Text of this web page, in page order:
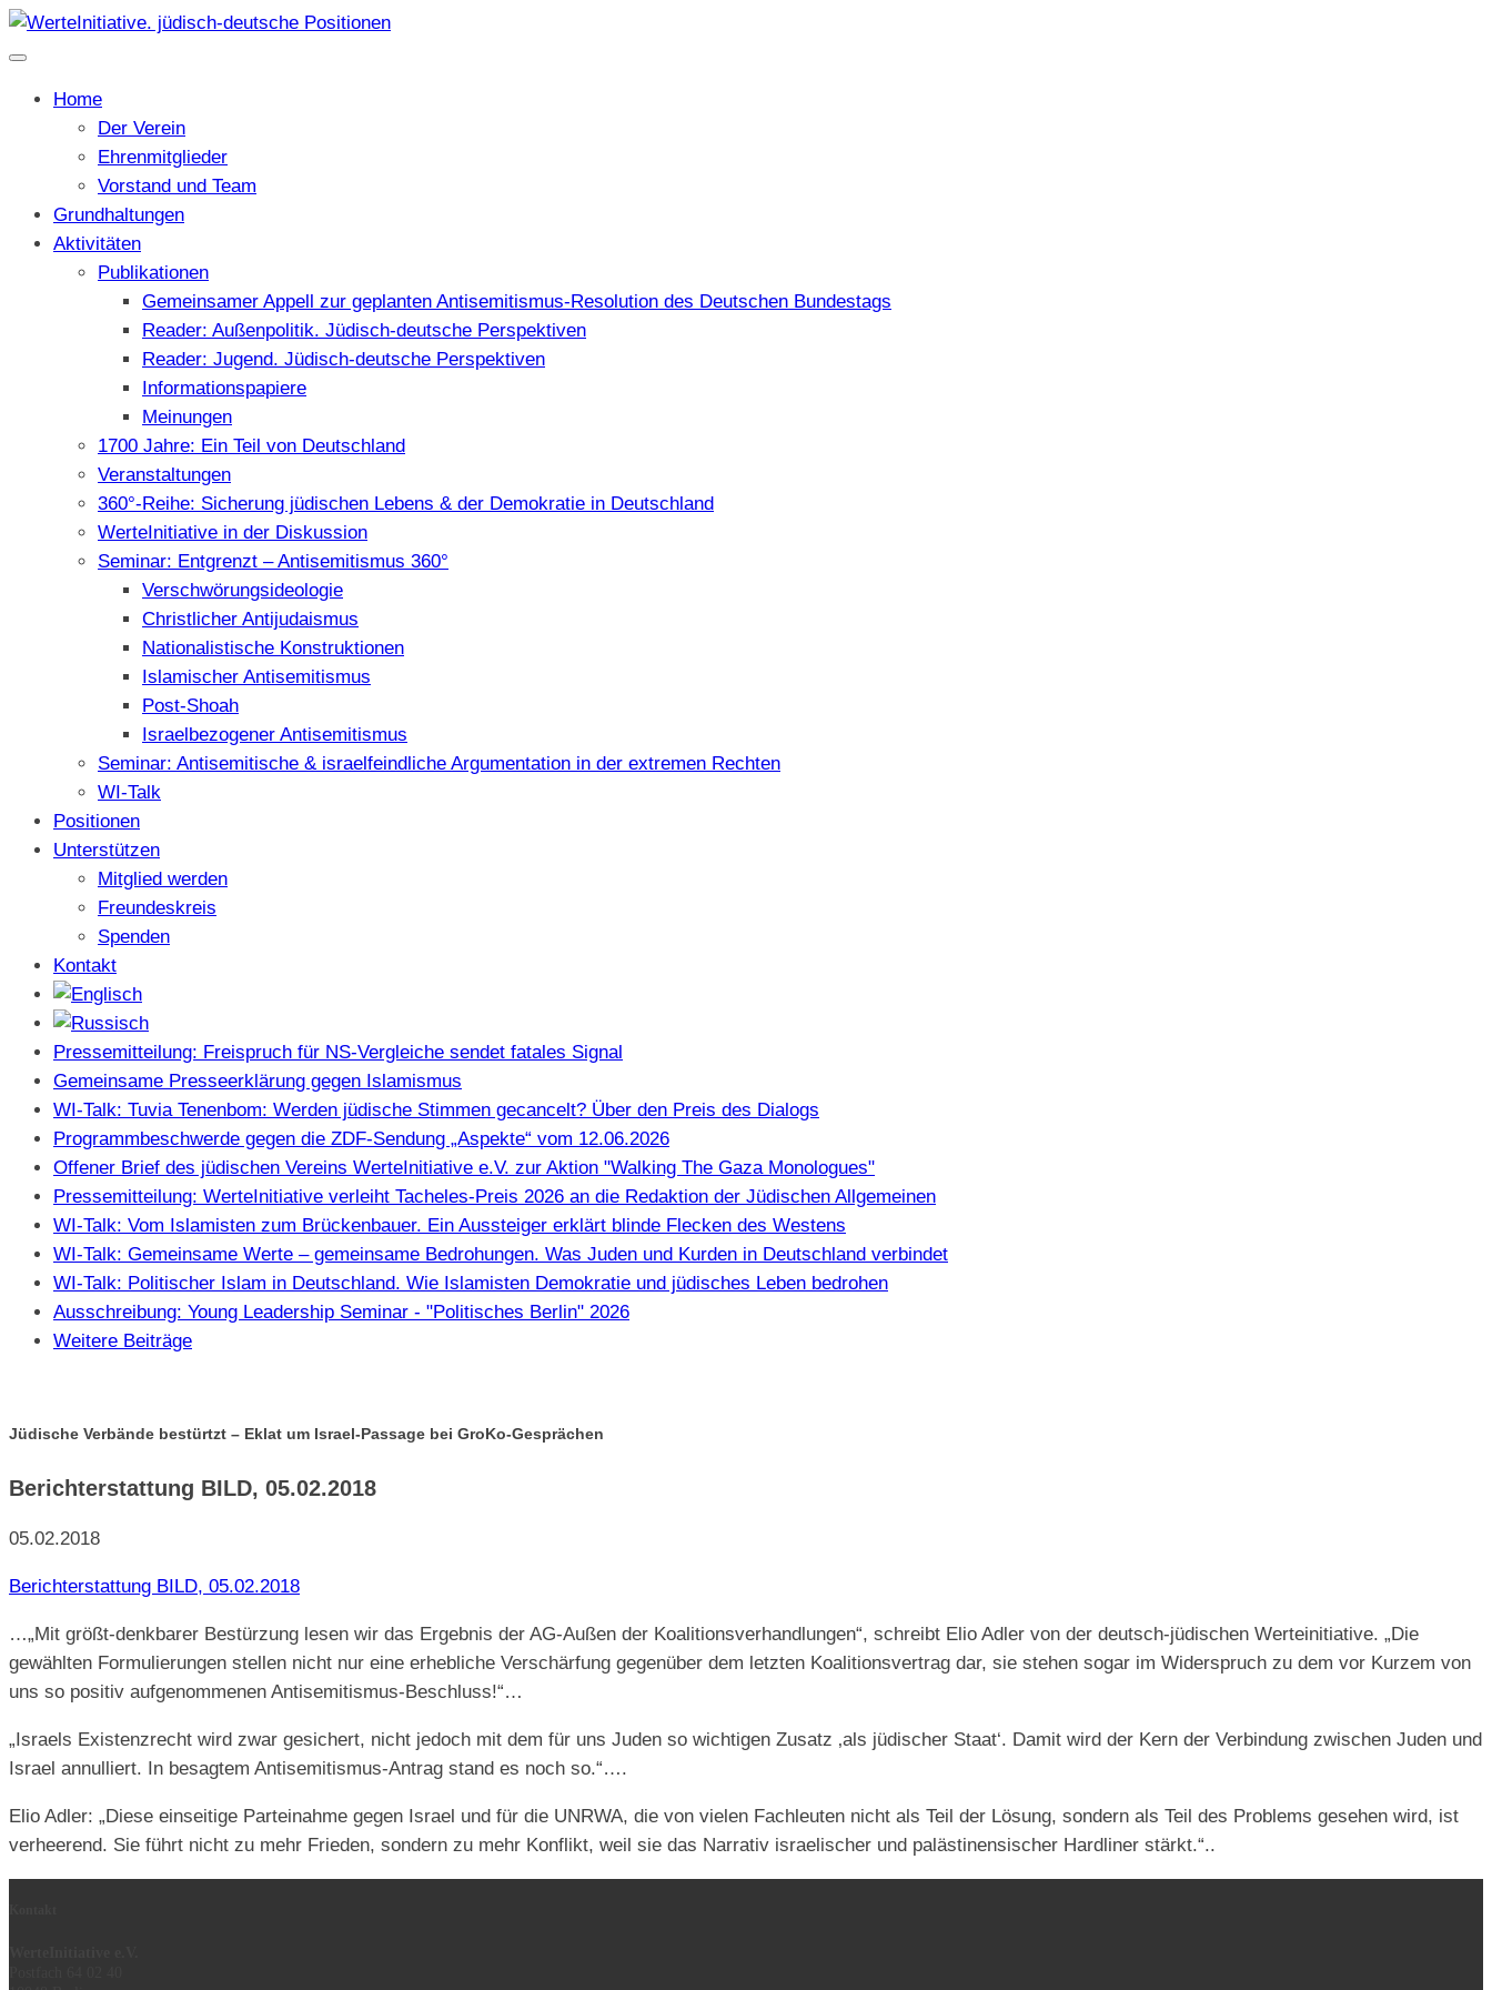
Home
Der Verein
Ehrenmitglieder
Vorstand und Team
Grundhaltungen
Aktivitäten
Publikationen
Gemeinsamer Appell zur geplanten Antisemitismus-Resolution des Deutschen Bundestags
Reader: Außenpolitik. Jüdisch-deutsche Perspektiven
Reader: Jugend. Jüdisch-deutsche Perspektiven
Informationspapiere
Meinungen
1700 Jahre: Ein Teil von Deutschland
Veranstaltungen
360°-Reihe: Sicherung jüdischen Lebens & der Demokratie in Deutschland
WerteInitiative in der Diskussion
Seminar: Entgrenzt – Antisemitismus 360°
Verschwörungsideologie
Christlicher Antijudaismus
Nationalistische Konstruktionen
Islamischer Antisemitismus
Post-Shoah
Israelbezogener Antisemitismus
Seminar: Antisemitische & israelfeindliche Argumentation in der extremen Rechten
WI-Talk
Positionen
Unterstützen
Mitglied werden
Freundeskreis
Spenden
Kontakt
Pressemitteilung: Freispruch für NS-Vergleiche sendet fatales Signal
Gemeinsame Presseerklärung gegen Islamismus
WI-Talk: Tuvia Tenenbom: Werden jüdische Stimmen gecancelt? Über den Preis des Dialogs
Programmbeschwerde gegen die ZDF-Sendung „Aspekte“ vom 12.06.2026
Offener Brief des jüdischen Vereins WerteInitiative e.V. zur Aktion "Walking The Gaza Monologues"
Pressemitteilung: WerteInitiative verleiht Tacheles-Preis 2026 an die Redaktion der Jüdischen Allgemeinen
WI-Talk: Vom Islamisten zum Brückenbauer. Ein Aussteiger erklärt blinde Flecken des Westens
WI-Talk: Gemeinsame Werte – gemeinsame Bedrohungen. Was Juden und Kurden in Deutschland verbindet
WI-Talk: Politischer Islam in Deutschland. Wie Islamisten Demokratie und jüdisches Leben bedrohen
Ausschreibung: Young Leadership Seminar - "Politisches Berlin" 2026
Weitere Beiträge
Jüdische Verbände bestürtzt – Eklat um Israel-Passage bei GroKo-Gesprächen
Berichterstattung BILD, 05.02.2018
05.02.2018
Berichterstattung BILD, 05.02.2018
…„Mit größt-denkbarer Bestürzung lesen wir das Ergebnis der AG-Außen der Koalitionsverhandlungen“, schreibt Elio Adler von der deutsch-jüdischen Werteinitiative. „Die
gewählten Formulierungen stellen nicht nur eine erhebliche Verschärfung gegenüber dem letzten Koalitionsvertrag dar, sie stehen sogar im Widerspruch zu dem vor Kurzem von
uns so positiv aufgenommenen Antisemitismus-Beschluss!“…
„Israels Existenzrecht wird zwar gesichert, nicht jedoch mit dem für uns Juden so wichtigen Zusatz ‚als jüdischer Staat‘. Damit wird der Kern der Verbindung zwischen Juden und
Israel annulliert. In besagtem Antisemitismus-Antrag stand es noch so.“….
Elio Adler: „Diese einseitige Parteinahme gegen Israel und für die UNRWA, die von vielen Fachleuten nicht als Teil der Lösung, sondern als Teil des Problems gesehen wird, ist
verheerend. Sie führt nicht zu mehr Frieden, sondern zu mehr Konflikt, weil sie das Narrativ israelischer und palästinensischer Hardliner stärkt.“..